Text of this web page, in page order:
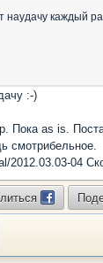
наудачу каждый
:-)
Пока as is.
смотрибельное.
2012.03.03-04